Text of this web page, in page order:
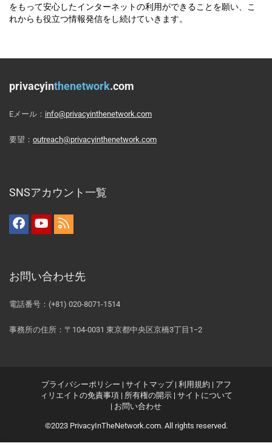
をもって安心したインターネットの利用ができることを願い、こ
れからも役立つ情報発信をし続けていきます。
privacyinthenetwork.com
Eメール： info@privacyinthenetwork.com
要望： outreach@privacyinthenetwork.com
SNSアカウント一覧
お問い合わせ先
電話番号：(+81) 020-8071-1514
事務所の住所：〒104-0031 東京都中央区京橋3丁目1−2
プライバシーポリシー | サイトマップ| 利用規約 | アフ
ィリエイトの免責事項| 所有権の開示| サイトについて
| お問い合わせ
©2023 PrivacyInTheNetwork.com. All rights reserved.